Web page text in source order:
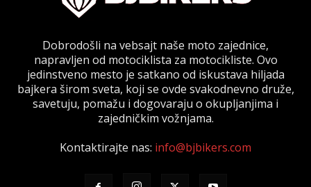
Dobrodošli na vebsajt naše moto zajednice,
napravljen od motociklista za motocikliste. Ovo
jedinstveno mesto je satkano od iskustava hiljada
bajkera širom sveta, koji se ovde svakodnevno druže,
savetuju, pomažu i dogovaraju o okupljanjima i
zajedničkim vožnjama.
Kontaktirajte nas: info@bjbikers.com